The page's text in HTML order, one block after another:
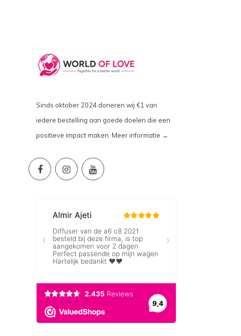
Sinds oktober 2024 doneren wij €1 van
iedere bestelling aan goede doelen die een
positieve impact maken. Meer informatie →